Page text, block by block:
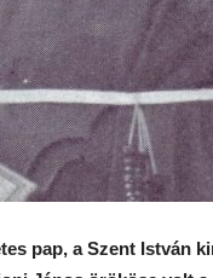
pap, a Szent István